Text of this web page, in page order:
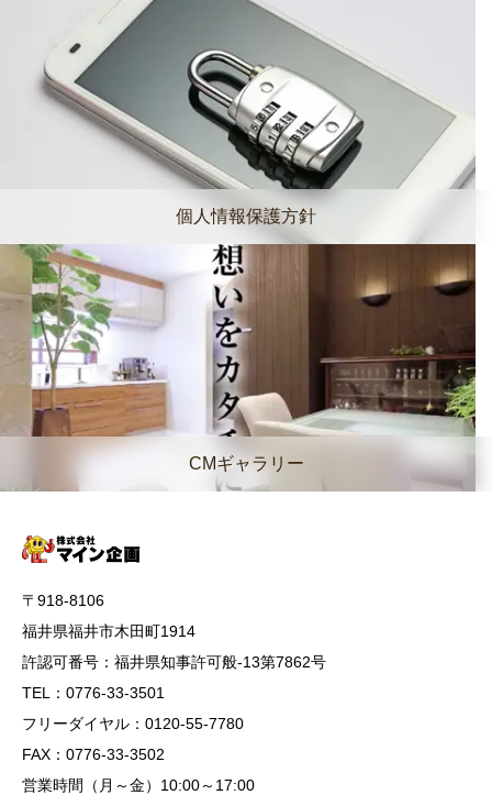
個人情報保護方針
CMギャラリー
〒918-8106
福井県福井市木田町1914
許認可番号：福井県知事許可般-13第7862号
TEL：0776-33-3501
フリーダイヤル：0120-55-7780
FAX：0776-33-3502
営業時間（月～金）10:00～17:00